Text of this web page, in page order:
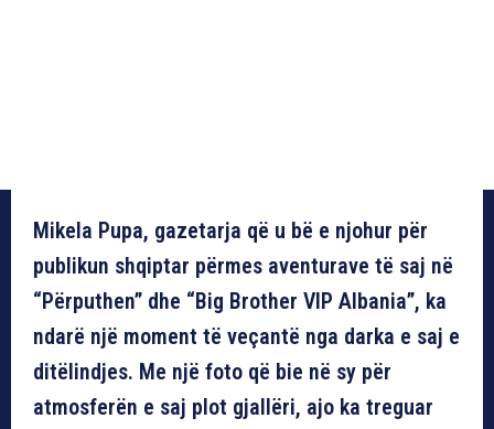
Mikela Pupa, gazetarja që u bë e njohur për
publikun shqiptar përmes aventurave të saj në
“Përputhen” dhe “Big Brother VIP Albania”, ka
ndarë një moment të veçantë nga darka e saj e
ditëlindjes. Me një foto që bie në sy për
atmosferën e saj plot gjallëri, ajo ka treguar